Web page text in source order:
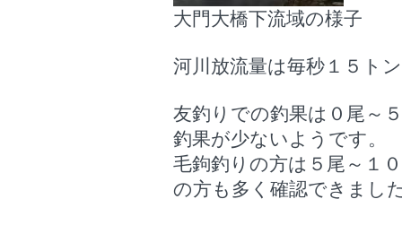
大門大橋下流域の様子
河川放流量は毎秒１５ト
友釣りでの釣果は０尾～
釣果が少ないようです。
毛鉤釣りの方は５尾～１
の方も多く確認できまし